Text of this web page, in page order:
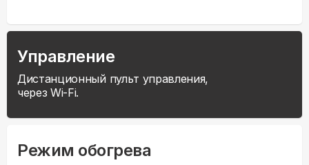
Управление
Дистанционный пульт управления,
через Wi-Fi.
Режим обогрева